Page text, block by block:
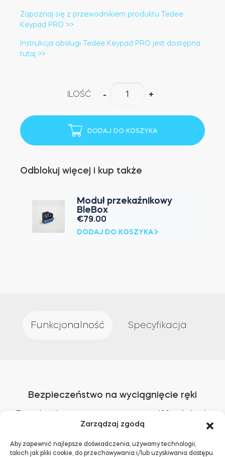
Zarządzaj zgodą
Aby zapewnić najlepsze doświadczenia, używamy technologii,
takich jak pliki cookie, do przechowywania i/lub uzyskiwania dostępu
Zapoznaj się z przewodnikiem produktu Tedee
Keypad PRO >>
Instrukcja obsługi Tedee Keypad PRO jest dostępna
tutaj >>
ILOŚĆ - +
DODAJ DO KOSZYKA
Odblokuj więcej i kup także
Moduł przekaźnikowy
BleBox
€79.00
DODAJ DO KOSZYKA
Funkcjonalność Specyfikacja
Bezpieczeństwo na wyciągnięcie ręki
odcisków palców, każdy oznaczony do śledzenia
dostępu.